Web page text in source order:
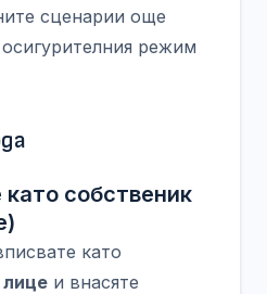
сценарии още
режим
собственик
като
и внасяте